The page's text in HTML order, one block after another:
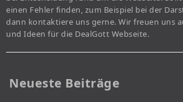
einen Fehler finden, zum Beispiel bei der
dann kontaktiere uns gerne. Wir freuen uns
und Ideen für die DealGott Webseite.
Neueste Beiträge